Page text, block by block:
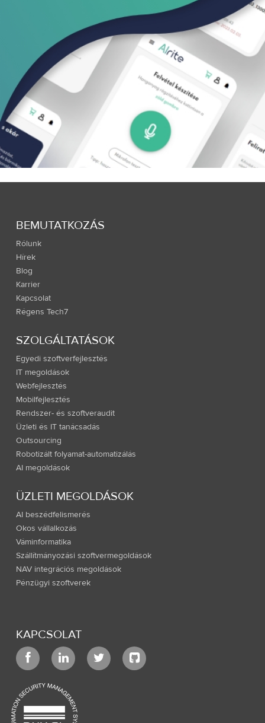
BEMUTATKOZÁS
Rólunk
Hírek
Blog
Karrier
Kapcsolat
Régens Tech7
SZOLGÁLTATÁSOK
Egyedi szoftverfejlesztés
IT megoldások
Webfejlesztés
Mobilfejlesztés
Rendszer- és szoftveraudit
Üzleti és IT tanácsadás
Outsourcing
Robotizált folyamat-automatizálás
AI megoldások
ÜZLETI MEGOLDÁSOK
AI beszédfelismerés
Okos vállalkozás
Váminformatika
Szállítmányozási szoftvermegoldások
NAV integrációs megoldások
Pénzügyi szoftverek
KAPCSOLAT